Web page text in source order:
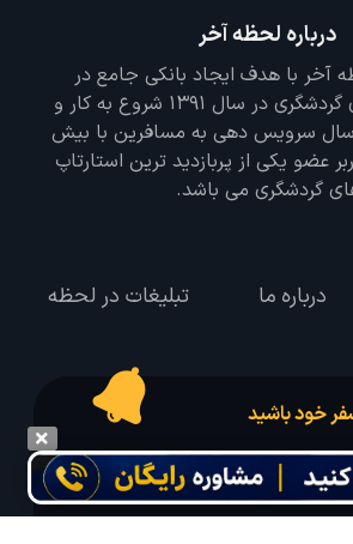
درباره لحظه آخر
با هدف ایجاد بانکی جامع در
تمامی زمینه های گردشگری در سال 1391 شروع به کار و
پس از حدود 12 سال سرویس دهی به مسافرین با بیش
عضو یکی از پربازدید ترین استارتاپ
گردشگری می باشد.
درباره ما تبلیغات در لحظه
خود باشید
زمان دلخواه ثبت و پیامک بهترین آفر مربوط به تور